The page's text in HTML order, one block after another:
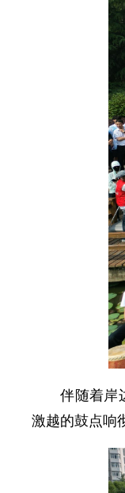
伴随着岸
激越的鼓点响